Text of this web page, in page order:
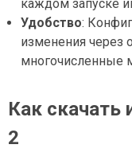
каждом запуске
Удобство:
изменения через
многочисленные
Как скачать
2